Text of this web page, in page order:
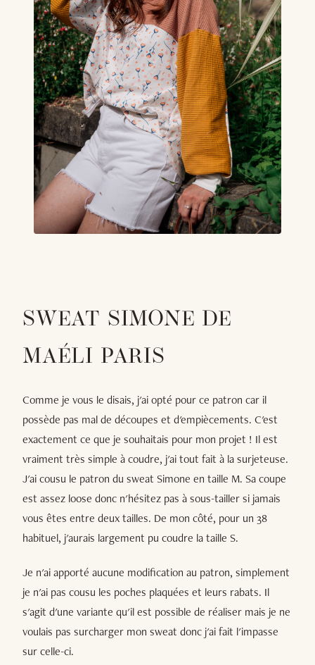
SWEAT SIMONE DE
MAÉLI PARIS
Comme je vous le disais, j'ai opté pour ce patron car il
possède pas mal de découpes et d'empiècements. C'est
exactement ce que je souhaitais pour mon projet ! Il est
vraiment très simple à coudre, j'ai tout fait à la surjeteuse.
J'ai cousu le patron du sweat Simone en taille M. Sa coupe
est assez loose donc n'hésitez pas à sous-tailler si jamais
vous êtes entre deux tailles. De mon côté, pour un 38
habituel, j'aurais largement pu coudre la taille S.
Je n'ai apporté aucune modification au patron, simplement
je n'ai pas cousu les poches plaquées et leurs rabats. Il
s'agit d'une variante qu'il est possible de réaliser mais je ne
voulais pas surcharger mon sweat donc j'ai fait l'impasse
sur celle-ci.